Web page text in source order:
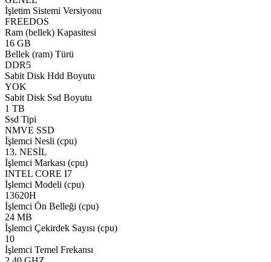
İşletim Sistemi Versiyonu
FREEDOS
Ram (bellek) Kapasitesi
16 GB
Bellek (ram) Türü
DDR5
Sabit Disk Hdd Boyutu
YOK
Sabit Disk Ssd Boyutu
1 TB
Ssd Tipi
NMVE SSD
İşlemci Nesli (cpu)
13. NESİL
İşlemci Markası (cpu)
INTEL CORE I7
İşlemci Modeli (cpu)
13620H
İşlemci Ön Belleği (cpu)
24 MB
İşlemci Çekirdek Sayısı (cpu)
10
İşlemci Temel Frekansı